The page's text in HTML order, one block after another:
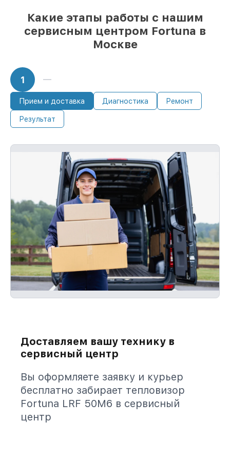
Какие этапы работы с нашим
сервисным центром Fortuna в
Москве
1
Прием и доставка Диагностика Ремонт
Результат
Доставляем вашу технику в
сервисный центр
Вы оформляете заявку и курьер
бесплатно забирает тепловизор
Fortuna LRF 50M6 в сервисный
центр